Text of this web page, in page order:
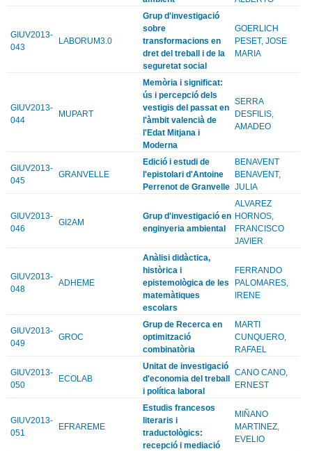
GIUV2013-
043
LABORUM3.0
Grup d'investigació
sobre
transformacions en
dret del treball i de la
seguretat social
GOERLICH
PESET, JOSE
MARIA
GIUV2013-
044
MUPART
Memòria i significat:
ús i percepció dels
vestigis del passat en
l'àmbit valencià de
l'Edat Mitjana i
Moderna
SERRA
DESFILIS,
AMADEO
GIUV2013-
045
GRANVELLE
Edició i estudi de
l'epistolari d'Antoine
Perrenot de Granvelle
BENAVENT
BENAVENT,
JULIA
GIUV2013-
046
GI2AM
Grup d'investigació en
enginyeria ambiental
ALVAREZ
HORNOS,
FRANCISCO
JAVIER
GIUV2013-
048
ADHEME
Anàlisi didàctica,
històrica i
epistemològica de les
matemàtiques
escolars
FERRANDO
PALOMARES,
IRENE
GIUV2013-
049
GROC
Grup de Recerca en
optimització
combinatòria
MARTI
CUNQUERO,
RAFAEL
GIUV2013-
050
ECOLAB
Unitat de investigació
d'economia del treball
i política laboral
CANO CANO,
ERNEST
GIUV2013-
051
EFRAREME
Estudis francesos
literaris i
traductològics:
recepció i mediació
MIÑANO
MARTINEZ,
EVELIO